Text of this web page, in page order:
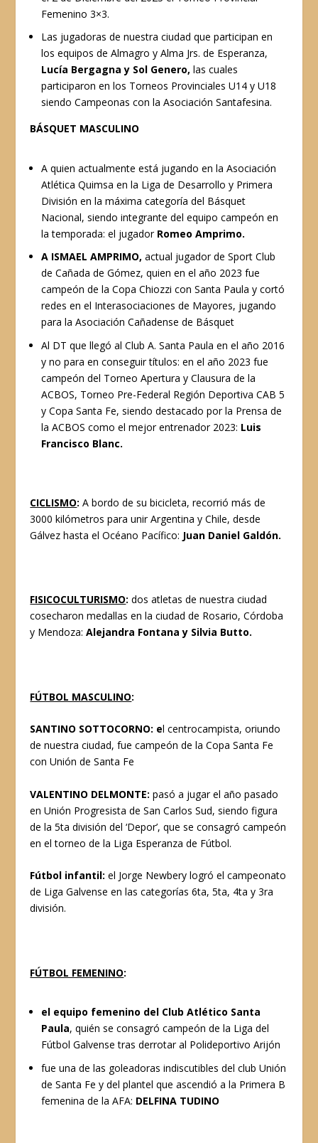
Femenino 3×3.
Las jugadoras de nuestra ciudad que participan en
los equipos de Almagro y Alma Jrs. de Esperanza,
Lucía Bergagna y Sol Genero, las cuales
participaron en los Torneos Provinciales U14 y U18
siendo Campeonas con la Asociación Santafesina.
BÁSQUET MASCULINO
A quien actualmente está jugando en la Asociación
Atlética Quimsa en la Liga de Desarrollo y Primera
División en la máxima categoría del Básquet
Nacional, siendo integrante del equipo campeón en
la temporada: el jugador Romeo Amprimo.
A ISMAEL AMPRIMO, actual jugador de Sport Club
de Cañada de Gómez, quien en el año 2023 fue
campeón de la Copa Chiozzi con Santa Paula y cortó
redes en el Interasociaciones de Mayores, jugando
para la Asociación Cañadense de Básquet
Al DT que llegó al Club A. Santa Paula en el año 2016
y no para en conseguir títulos: en el año 2023 fue
campeón del Torneo Apertura y Clausura de la
ACBOS, Torneo Pre-Federal Región Deportiva CAB 5
y Copa Santa Fe, siendo destacado por la Prensa de
la ACBOS como el mejor entrenador 2023: Luis
Francisco Blanc.
CICLISMO:A bordo de su bicicleta, recorrió más de
3000 kilómetros para unir Argentina y Chile, desde
Gálvez hasta el Océano Pacífico: Juan Daniel Galdón.
FISICOCULTURISMO:dos atletas de nuestra ciudad
cosecharon medallas en la ciudad de Rosario, Córdoba
y Mendoza:Alejandra Fontana y Silvia Butto.
FÚTBOL MASCULINO:
SANTINO SOTTOCORNO: el centrocampista, oriundo
de nuestra ciudad, fue campeón de la Copa Santa Fe
con Unión de Santa Fe
VALENTINO DELMONTE:pasó a jugar el año pasado
en Unión Progresista de San Carlos Sud, siendo figura
de la 5ta división del ‘Depor’, que se consagró campeón
en el torneo de la Liga Esperanza de Fútbol.
Fútbol infantil:el Jorge Newbery logró el campeonato
de Liga Galvense en las categorías 6ta, 5ta, 4ta y 3ra
división.
FÚTBOL FEMENINO:
el equipo femenino del Club Atlético Santa
Paula, quién se consagró campeón de la Liga del
Fútbol Galvense tras derrotar al Polideportivo Arijón
fue una de las goleadoras indiscutibles del club Unión
de Santa Fe y del plantel que ascendió a la Primera B
femenina de la AFA: DELFINA TUDINO